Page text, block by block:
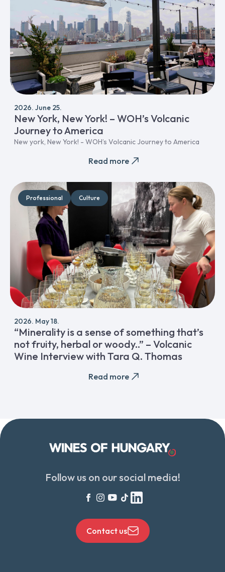
2026. June 25.
New York, New York! – WOH’s Volcanic
Journey to America
New york, New York! - WOH’s Volcanic Journey to America
Read more
Professional Culture
2026. May 18.
“Minerality is a sense of something that’s
not fruity, herbal or woody..” – Volcanic
Wine Interview with Tara Q. Thomas
Read more
Follow us on our social media!
Contact us